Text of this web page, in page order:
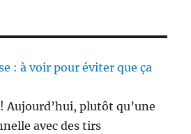
: à voir pour éviter que ça
Aujourd’hui, plutôt qu’une
avec des tirs